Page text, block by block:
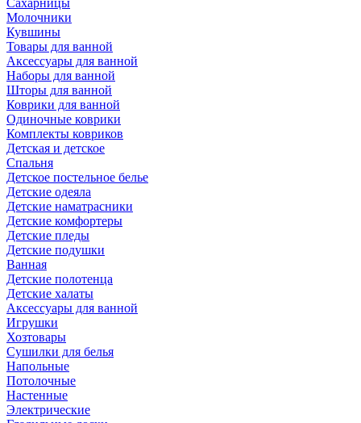
Сахарницы
Молочники
Кувшины
Товары для ванной
Аксессуары для ванной
Наборы для ванной
Шторы для ванной
Коврики для ванной
Одиночные коврики
Комплекты ковриков
Детская и детское
Спальня
Детское постельное белье
Детские одеяла
Детские наматрасники
Детские комфортеры
Детские пледы
Детские подушки
Ванная
Детские полотенца
Детские халаты
Аксессуары для ванной
Игрушки
Хозтовары
Сушилки для белья
Напольные
Потолочные
Настенные
Электрические